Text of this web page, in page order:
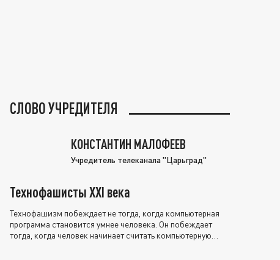
СЛОВО УЧРЕДИТЕЛЯ
КОНСТАНТИН МАЛОФЕЕВ
Учредитель телеканала "Царьград"
Технофашисты XXI века
Технофашизм побеждает не тогда, когда компьютерная
программа становится умнее человека. Он побеждает
тогда, когда человек начинает считать компьютерную